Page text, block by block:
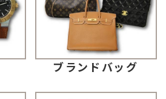
ブランドバッグ